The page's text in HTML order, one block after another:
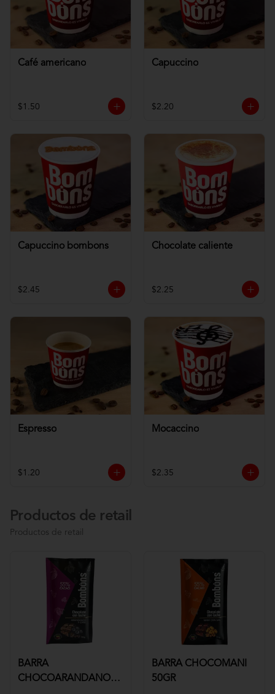
Café americano
$1.50
Capuccino
$2.20
Capuccino bombons
$2.45
Chocolate caliente
$2.25
Espresso
$1.20
Mocaccino
$2.35
Productos de retail
Productos de retail
BARRA
CHOCOARANDANOS
BARRA CHOCOMANI
50GR